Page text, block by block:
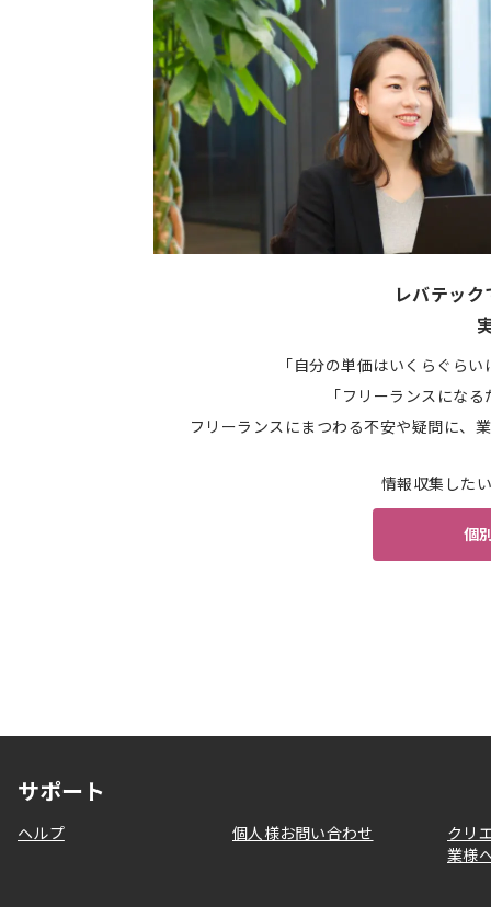
レバテッ
「自分の単価はいくらぐら
「フリーランスにな
フリーランスにまつわる不安や疑問に、
情報収集した
個
サポート
ヘルプ 個人様お問い合わせ
クリ
業様